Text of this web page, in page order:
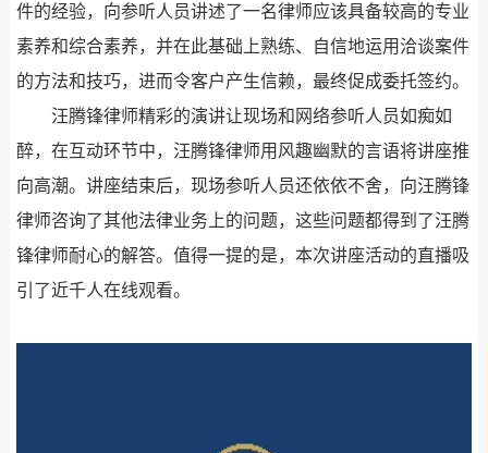
件的经验，向参听人员讲述了一名律师应该具备较高的专业
素养和综合素养，并在此基础上熟练、自信地运用洽谈案件
的方法和技巧，进而令客户产生信赖，最终促成委托签约。
汪腾锋律师精彩的演讲让现场和网络参听人员如痴如
醉，在互动环节中，汪腾锋律师用风趣幽默的言语将讲座推
向高潮。讲座结束后，现场参听人员还依依不舍，向汪腾锋
律师咨询了其他法律业务上的问题，这些问题都得到了汪腾
锋律师耐心的解答。值得一提的是，本次讲座活动的直播吸
引了近千人在线观看。